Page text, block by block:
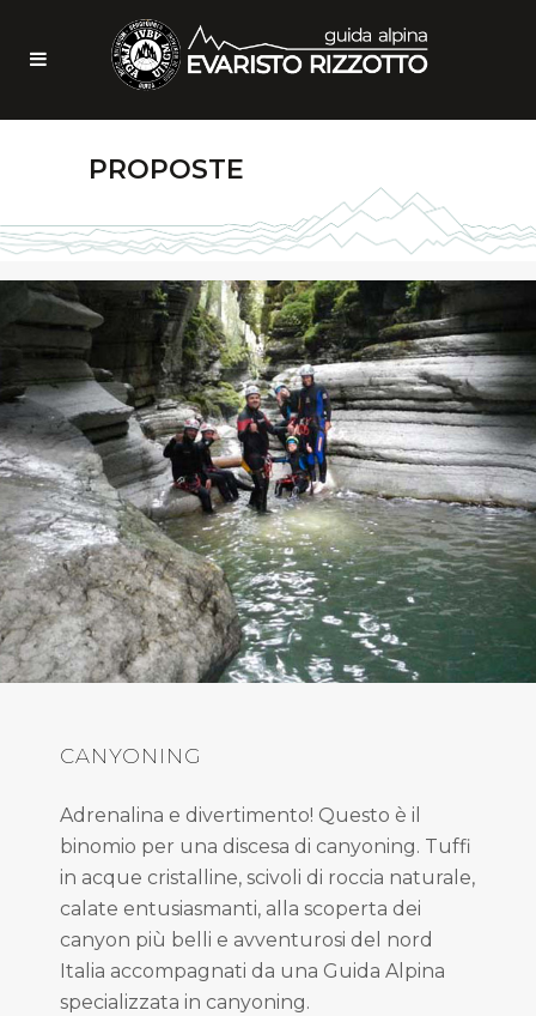
PROPOSTE
CANYONING
Adrenalina e divertimento! Questo è il
binomio per una discesa di canyoning. Tuffi
in acque cristalline, scivoli di roccia naturale,
calate entusiasmanti, alla scoperta dei
canyon più belli e avventurosi del nord
Italia accompagnati da una Guida Alpina
specializzata in canyoning.